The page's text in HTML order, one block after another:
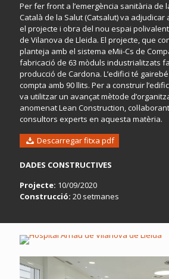
Per fer front a l’emergència sanitària de
Català de la Salut (Catsalut) va adjudicar
el projecte i obra del nou espai
de Vilanova de Lleida. El projecte, que
planteja amb el sistema eMii-Cs de
fabricació de 63 mòduls industrialitzats
producció de Cardona. L’edifici té
compta amb 90 llits. Per a construir
va utilitzar un avançat mètode
anomenat Lean Construction,
consultors experts en aquesta matèria.
Descarregar fitxa pdf
DADES CONSTRUCTIVES
Projecte: 10/09/2020
Construcció: 20 setmanes